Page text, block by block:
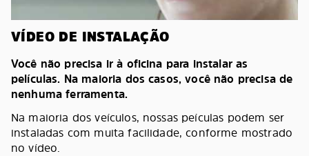
VÍDEO DE INSTALAÇÃO
Você não precisa ir à oficina para instalar as
películas. Na maioria dos casos, você não precisa de
nenhuma ferramenta.
Na maioria dos veículos, nossas peículas podem ser
instaladas com muita facilidade, conforme mostrado
no vídeo.